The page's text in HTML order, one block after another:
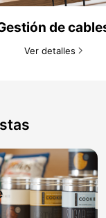
de
Ver detalles​